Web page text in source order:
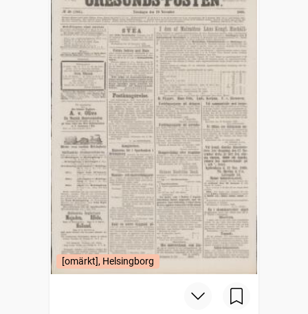
[omärkt], Helsingborg